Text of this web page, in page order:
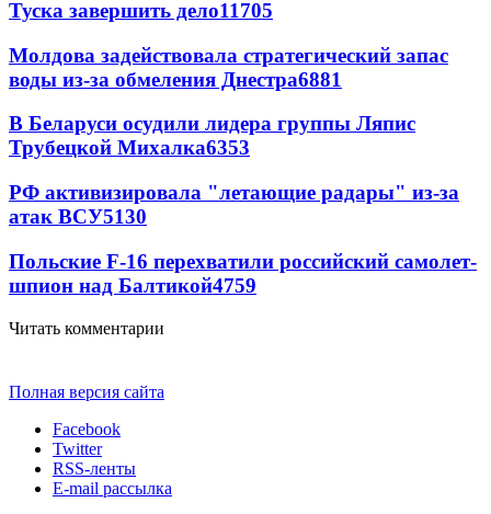
Туска завершить дело11705
Молдова задействовала стратегический запас
воды из-за обмеления Днестра6881
В Беларуси осудили лидера группы Ляпис
Трубецкой Михалка6353
РФ активизировала "летающие радары" из-за
атак ВСУ5130
Польские F-16 перехватили российский самолет-
шпион над Балтикой4759
Читать комментарии
Полная версия сайта
Facebook
Twitter
RSS-ленты
E-mail рассылка